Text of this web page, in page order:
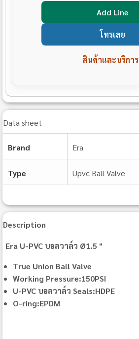
Add Line
โทรเลย
สินค้าและบริการ
Data sheet
Brand Era
Type Upvc Ball Valve
Description
Era U-PVC บอลวาล์ว Ø1.5 "
True Union Ball Valve
Working Pressure:150PSI
U-PVC บอลวาล์ว Seals:HDPE
O-ring:EPDM